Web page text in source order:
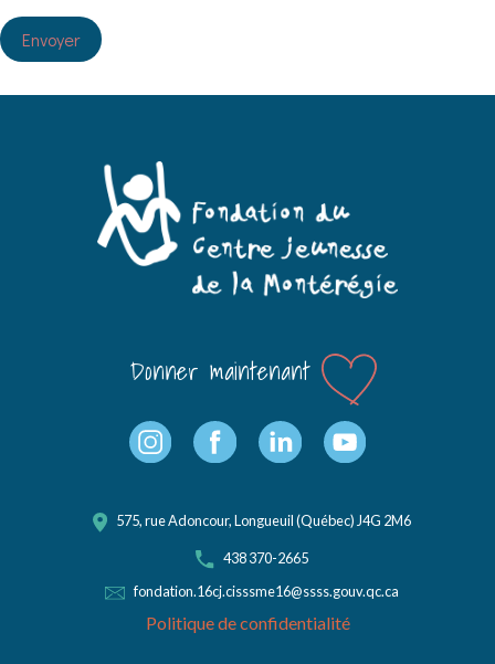
Envoyer
Donner maintenant
575, rue Adoncour, Longueuil (Québec) J4G 2M6
438 370-2665
fondation.16cj.cisssme16@ssss.gouv.qc.ca
Politique de confidentialité